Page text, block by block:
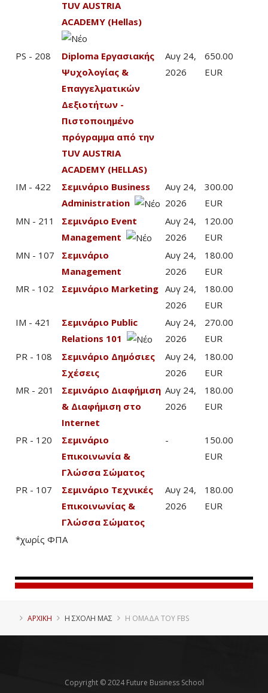
TUV AUSTRIA
ACADEMY (Hellas)
PS - 208
Diploma Εργασιακής
Ψυχολογίας &
Επαγγελματικών
Δεξιοτήτων -
Πιστοποιημένο
πρόγραμμα από την
TUV AUSTRIA
ACADEMY (HELLAS)
Αυγ 24,
2026
650.00
EUR
IM - 422
Σεμινάριο Business
Administration
Αυγ 24,
2026
300.00
EUR
MN - 211
Σεμινάριο Event
Management
Αυγ 24,
2026
120.00
EUR
MN - 107
Σεμινάριο
Management
Αυγ 24,
2026
180.00
EUR
MR - 102
Σεμινάριο Marketing Αυγ 24,
2026
180.00
EUR
IM - 421
Σεμινάριο Public
Relations 101
Αυγ 24,
2026
270.00
EUR
PR - 108
Σεμινάριο Δημόσιες
Σχέσεις
Αυγ 24,
2026
180.00
EUR
MR - 201
Σεμινάριο Διαφήμιση
& Διαφήμιση στο
Internet
Αυγ 24,
2026
180.00
EUR
PR - 120
Σεμινάριο
Επικοινωνία &
Γλώσσα Σώματος
-
150.00
EUR
PR - 107
Σεμινάριο Τεχνικές
Επικοινωνίας &
Γλώσσα Σώματος
Αυγ 24,
2026
180.00
EUR
*χωρίς ΦΠΑ
ΑΡΧΙΚΗ Η ΣΧΟΛΗ ΜΑΣ Η ΟΜΑΔΑ ΤΟΥ FBS
Copyright © 2024 Future Business School